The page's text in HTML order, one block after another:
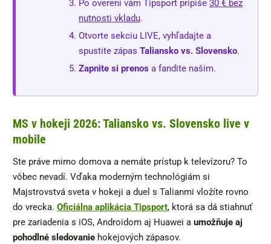
Po overení vám Tipsport pripíše 30 € bez
nutnosti vkladu.
Otvorte sekciu LIVE, vyhľadajte a
spustite zápas Taliansko vs. Slovensko.
Zapnite si prenos a fandite našim.
MS v hokeji 2026: Taliansko vs. Slovensko live v
mobile
Ste práve mimo domova a nemáte prístup k televízoru? To
vôbec nevadí. Vďaka moderným technológiám si
Majstrovstvá sveta v hokeji a duel s Talianmi vložíte rovno
do vrecka. Oficiálna aplikácia Tipsport, ktorá sa dá stiahnuť
pre zariadenia s iOS, Androidom aj Huawei a umožňuje aj
pohodlné sledovanie hokejových zápasov.